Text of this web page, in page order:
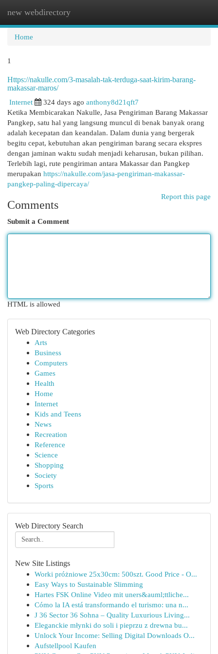
new webdirectory
Home
1
Https://nakulle.com/3-masalah-tak-terduga-saat-kirim-barang-
makassar-maros/
Internet
324 days ago anthony8d21qft7
Ketika Membicarakan Nakulle, Jasa Pengiriman Barang Makassar
Pangkep, satu hal yang langsung muncul di benak banyak orang
adalah kecepatan dan keandalan. Dalam dunia yang bergerak
begitu cepat, kebutuhan akan pengiriman barang secara ekspres
dengan jaminan waktu sudah menjadi keharusan, bukan pilihan.
Terlebih lagi, rute pengiriman antara Makassar dan Pangkep
merupakan https://nakulle.com/jasa-pengiriman-makassar-
pangkep-paling-dipercaya/
Report this page
Comments
Submit a Comment
HTML is allowed
Web Directory Categories
Arts
Business
Computers
Games
Health
Home
Internet
Kids and Teens
News
Recreation
Reference
Science
Shopping
Society
Sports
Web Directory Search
New Site Listings
Worki próżniowe 25x30cm: 500szt. Good Price - O...
Easy Ways to Sustainable Slimming
Hartes FSK Online Video mit uners&auml;ttliche...
Cómo la IA está transformando el turismo: una n...
J 36 Sector 36 Sohna – Quality Luxurious Living...
Eleganckie młynki do soli i pieprzu z drewna bu...
Unlock Your Income: Selling Digital Downloads O...
Aufstellpool Kaufen